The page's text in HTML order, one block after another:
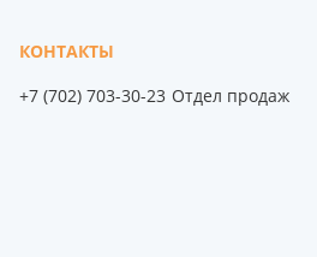
+7 (702) 703-30-23 Отдел продаж